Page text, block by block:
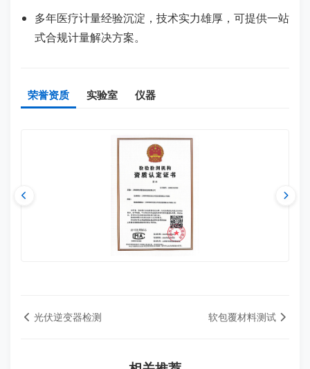
多年医疗计量经验沉淀，技术实力雄厚，可提供一站
式合规计量解决方案。
荣誉资质 实验室 仪器
光伏逆变器检测 软包覆材料测试